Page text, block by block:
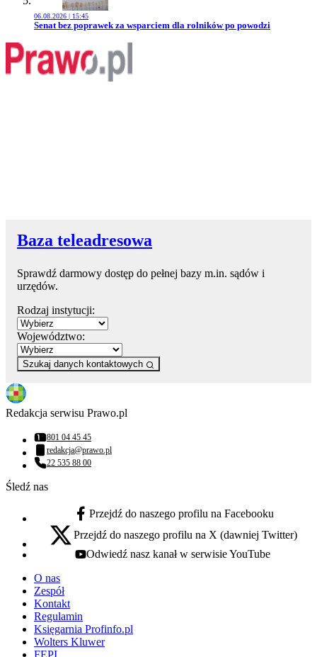
06.08.2026 | 15:45
Przejdź do artykułu:
Senat bez poprawek za wsparciem dla rolników po powodzi
Baza teleadresowa
Sprawdź darmowy dostęp do pełnej bazy m.in. sądów i
urzędów.
Rodzaj instytucji:
Województwo:
Szukaj danych kontaktowych
Redakcja serwisu Prawo.pl
Numer telefonu:
801 04 45 45
Adres email:
redakcja@prawo.pl
Numer telefonu:
22 535 88 00
Śledź nas
facebook - otwiera się w nowej karcie
Przejdź do naszego profilu na Facebooku
x - otwiera się w nowej karcie
Przejdź do naszego profilu na X (dawniej Twitter)
youtube - otwiera się w nowej karcie
Odwiedź nasz kanał w serwisie YouTube
O nas
Zespół
Kontakt
Regulamin
Księgarnia Profinfo.pl
Wolters Kluwer